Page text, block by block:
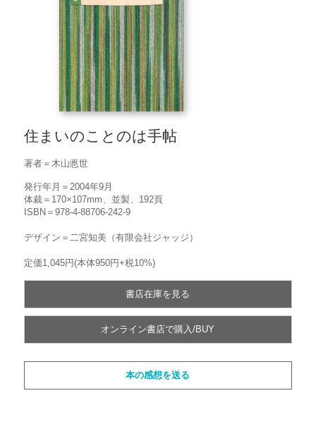
住まいのことのは手帖
著者＝木山悳世
発行年月＝2004年9月
体裁＝170×107mm、並製、192頁
ISBN＝978-4-88706-242-9
デザイン＝二宮知美（有限会社ジャッジ）
定価1,045円(本体950円+税10%)
書店在庫を見る
オンライン書店で購入/BUY
本の感想を送る